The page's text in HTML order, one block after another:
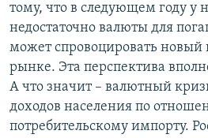
тому, что в следующем году у
недостаточно валюты для
может спровоцировать
рынке. Эта перспектива
А что значит – валютный
доходов населения по
потребительскому импорту.